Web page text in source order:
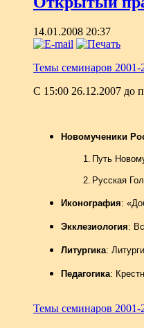
14.01.2008 20:37
Темы семинаров 2001-
С 15:00 26.12.2007 до
Новомученики
1. Путь
2. Русская
Иконография:
Экклезиология:
Литургика:
Педагогика:
Темы семинаров 2001-